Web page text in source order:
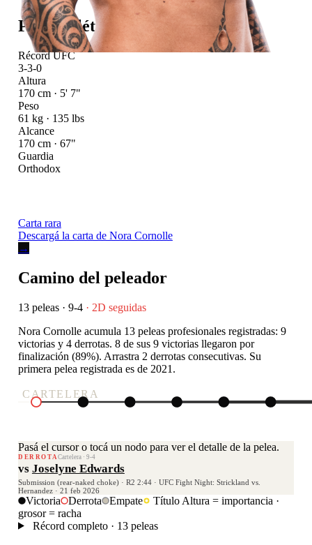
Perfil atlético
Récord UFC
3-3-0
Altura
170 cm · 5' 7"
Peso
61 kg · 135 lbs
Alcance
170 cm · 67"
Guardia
Orthodox
Carta rara
Descargá la carta de Nora Cornolle
→
Camino del peleador
13 peleas · 9-4· 2D seguidas
Nora Cornolle acumula 13 peleas profesionales registradas: 9
victorias y 4 derrotas. 8 de sus 9 victorias llegaron por
finalización (89%). Arrastra 2 derrotas consecutivas. Su
primera pelea registrada es de 2021.
CARTELERA
Pasá el cursor o tocá un nodo para ver el detalle de la pelea.
DERROTACartelera · 9-4
vs Joselyne Edwards
Submission (rear-naked choke) · R2 2:44 · UFC Fight Night: Strickland vs.
Hernandez · 21 feb 2026
Victoria Derrota Empate Título Altura = importancia ·
grosor = racha
Récord completo · 13 peleas